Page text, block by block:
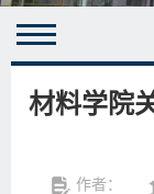
材料学院
作者：